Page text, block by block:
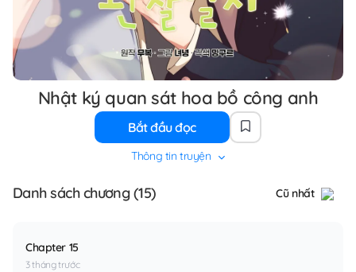
Nhật ký quan sát hoa bồ công anh
Bắt đầu đọc
Thông tin truyện
Danh sách chương (15) Cũ nhất
Chapter 15
3 tháng trước